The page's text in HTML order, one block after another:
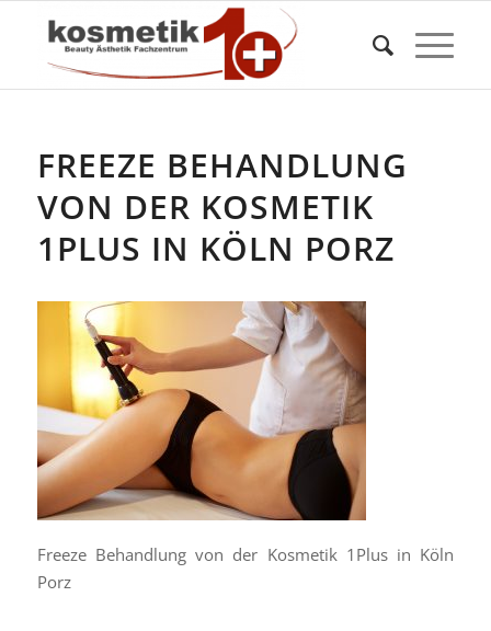
FREEZE BEHANDLUNG
VON DER KOSMETIK
1PLUS IN KÖLN PORZ
Freeze Behandlung von der Kosmetik 1Plus in Köln
Porz